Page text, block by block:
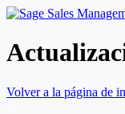
Volver a la página de